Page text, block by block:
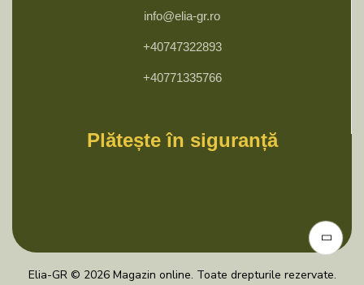
info@elia-gr.ro
+40747322893
+40771335766
Plătește în siguranță
Elia-GR © 2026 Magazin online. Toate drepturile rezervate.